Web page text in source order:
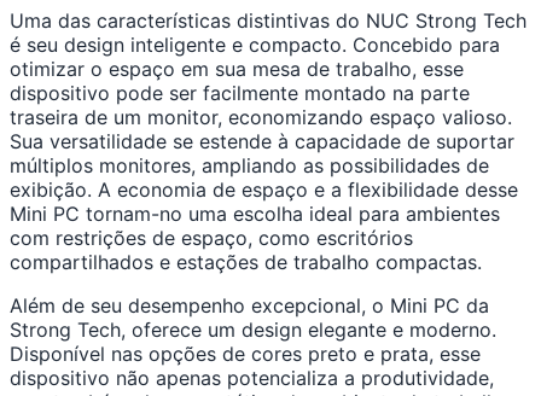
Uma das características distintivas do NUC Strong Tech
é seu design inteligente e compacto. Concebido para
otimizar o espaço em sua mesa de trabalho, esse
dispositivo pode ser facilmente montado na parte
traseira de um monitor, economizando espaço valioso.
Sua versatilidade se estende à capacidade de suportar
múltiplos monitores, ampliando as possibilidades de
exibição. A economia de espaço e a flexibilidade desse
Mini PC tornam-no uma escolha ideal para ambientes
com restrições de espaço, como escritórios
compartilhados e estações de trabalho compactas.
Além de seu desempenho excepcional, o Mini PC da
Strong Tech, oferece um design elegante e moderno.
Disponível nas opções de cores preto e prata, esse
dispositivo não apenas potencializa a produtividade,